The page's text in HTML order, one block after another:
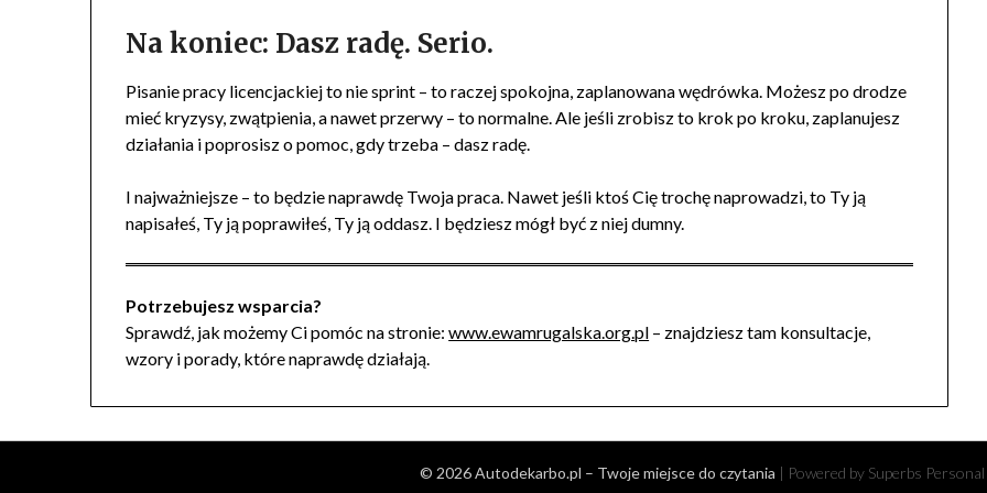
Na koniec: Dasz radę. Serio.
Pisanie pracy licencjackiej to nie sprint – to raczej spokojna, zaplanowana wędrówka. Możesz po drodze
mieć kryzysy, zwątpienia, a nawet przerwy – to normalne. Ale jeśli zrobisz to krok po kroku, zaplanujesz
działania i poprosisz o pomoc, gdy trzeba – dasz radę.
I najważniejsze – to będzie naprawdę Twoja praca. Nawet jeśli ktoś Cię trochę naprowadzi, to Ty ją
napisałeś, Ty ją poprawiłeś, Ty ją oddasz. I będziesz mógł być z niej dumny.
Potrzebujesz wsparcia?
Sprawdź, jak możemy Ci pomóc na stronie:www.ewamrugalska.org.pl – znajdziesz tam konsultacje,
wzory i porady, które naprawdę działają.
© 2026 Autodekarbo.pl – Twoje miejsce do czytania | Powered by Superbs